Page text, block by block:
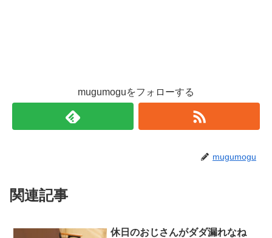
mugumoguをフォローする
mugumogu
関連記事
休日のおじさんがダダ漏れなね